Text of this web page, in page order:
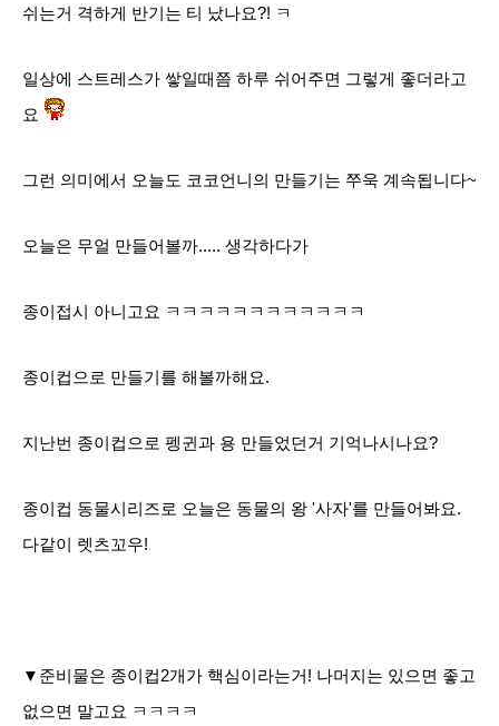
쉬는거 격하게 반기는 티 났나요?! ㅋ
일상에 스트레스가 쌓일때쯤 하루 쉬어주면 그렇게 좋더라고
요
그런 의미에서 오늘도 코코언니의 만들기는 쭈욱 계속됩니다~
오늘은 무얼 만들어볼까..... 생각하다가
종이접시 아니고요 ㅋㅋㅋㅋㅋㅋㅋㅋㅋㅋㅋㅋ
종이컵으로 만들기를 해볼까해요.
지난번 종이컵으로 펭귄과 용 만들었던거 기억나시나요?
종이컵 동물시리즈로 오늘은 동물의 왕 '사자'를 만들어봐요.
다같이 렛츠꼬우!
▼준비물은 종이컵2개가 핵심이라는거! 나머지는 있으면 좋고
없으면 말고요 ㅋㅋㅋㅋ